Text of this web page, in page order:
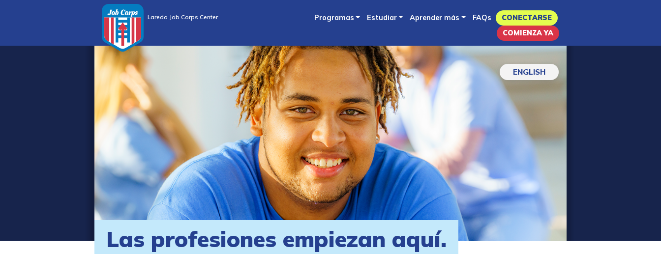
to
content
Laredo Job Corps Center Programas Estudiar Aprender más FAQs
CONECTARSE
COMIENZA YA
ENGLISH
Las profesiones empiezan aquí.